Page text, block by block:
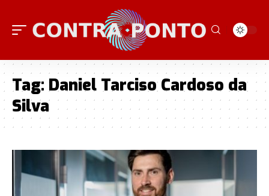
Tag: Daniel Tarciso Cardoso da
Silva